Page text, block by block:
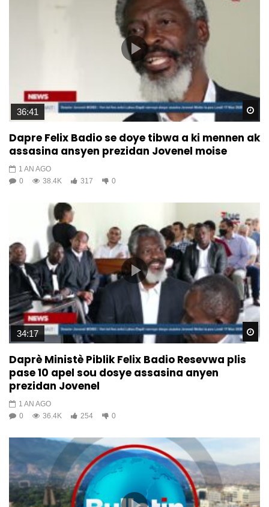
36:41
Dapre Felix Badio se doye tibwa a ki mennen ak
assasina ansyen prezidan Jovenel moise
1 AN AGO
0
38.4K 317 0
34:17
Daprè Ministè Piblik Felix Badio Resevwa plis
pase 10 apel sou dosye assasina anyen
prezidan Jovenel
1 AN AGO
0
36.4K 254 0